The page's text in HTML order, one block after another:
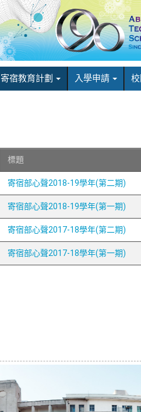
寄宿教育計劃 入學申請
標題
寄宿部心聲2018-19學年(第二期)
寄宿部心聲2018-19學年(第一期)
寄宿部心聲2017-18學年(第二期)
寄宿部心聲2017-18學年(第一期)